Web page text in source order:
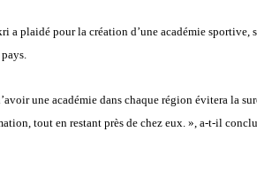
a plaidé pour la création d’une académie sportive,
une académie dans chaque région évitera la
tout en restant près de chez eux. », a-t-il